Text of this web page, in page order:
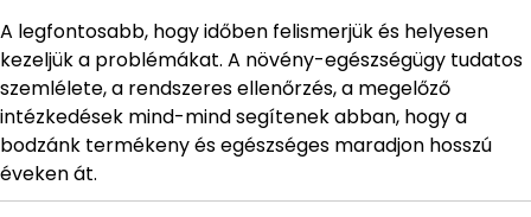
A legfontosabb, hogy időben felismerjük és helyesen
kezeljük a problémákat. A növény-egészségügy tudatos
szemlélete, a rendszeres ellenőrzés, a megelőző
intézkedések mind-mind segítenek abban, hogy a
bodzánk termékeny és egészséges maradjon hosszú
éveken át.